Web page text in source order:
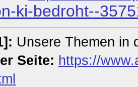
ki-bedroht--
Unsere Themen in
Seite: https://